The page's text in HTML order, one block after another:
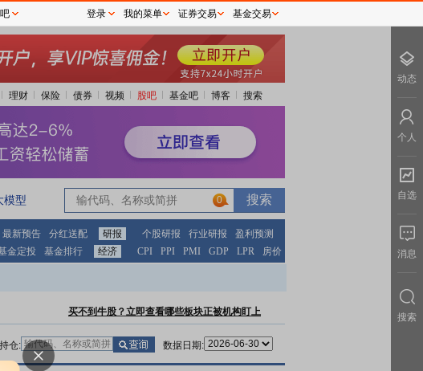
理财 保险 债券 视频 股吧 基金吧 博客 搜索
模型 0
最新预告 分红送配 研报 个股研报 行业研报
盈利预测
金定投 基金排行 经济 CPI PPI PMI GDP LPR 房价
买不到牛股？立即查看哪些板块正被机构盯上
仓: 数据日期:
登录 我的菜单 证券交易 基金交易
动态
个人
自选
消息
搜索